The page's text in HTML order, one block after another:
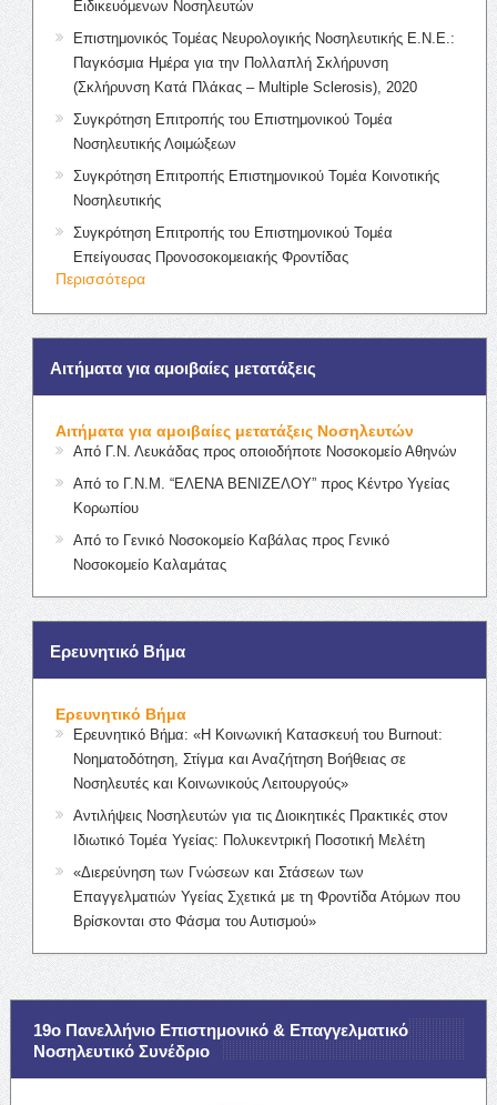
Ειδικευόμενων Νοσηλευτών
Επιστημονικός Τομέας Νευρολογικής Νοσηλευτικής Ε.Ν.Ε.:
Παγκόσμια Ημέρα για την Πολλαπλή Σκλήρυνση
(Σκλήρυνση Κατά Πλάκας – Multiple Sclerosis), 2020
Συγκρότηση Επιτροπής του Επιστημονικού Τομέα
Νοσηλευτικής Λοιμώξεων
Συγκρότηση Επιτροπής Επιστημονικού Τομέα Κοινοτικής
Νοσηλευτικής
Συγκρότηση Επιτροπής του Επιστημονικού Τομέα
Επείγουσας Προνοσοκομειακής Φροντίδας
Περισσότερα
Αιτήματα για αμοιβαίες μετατάξεις
Αιτήματα για αμοιβαίες μετατάξεις Νοσηλευτών
Από Γ.Ν. Λευκάδας προς οποιοδήποτε Νοσοκομείο Αθηνών
Από το Γ.Ν.Μ. “ΕΛΕΝΑ ΒΕΝΙΖΕΛΟΥ” προς Κέντρο Υγείας
Κορωπίου
Από το Γενικό Νοσοκομείο Καβάλας προς Γενικό
Νοσοκομείο Καλαμάτας
Ερευνητικό Βήμα
Ερευνητικό Βήμα
Ερευνητικό Βήμα: «Η Κοινωνική Κατασκευή του Burnout:
Νοηματοδότηση, Στίγμα και Αναζήτηση Βοήθειας σε
Νοσηλευτές και Κοινωνικούς Λειτουργούς»
Αντιλήψεις Νοσηλευτών για τις Διοικητικές Πρακτικές στον
Ιδιωτικό Τομέα Υγείας: Πολυκεντρική Ποσοτική Μελέτη
«Διερεύνηση των Γνώσεων και Στάσεων των
Επαγγελματιών Υγείας Σχετικά με τη Φροντίδα Ατόμων που
Βρίσκονται στο Φάσμα του Αυτισμού»
19ο Πανελλήνιο Επιστημονικό & Επαγγελματικό
Νοσηλευτικό Συνέδριο